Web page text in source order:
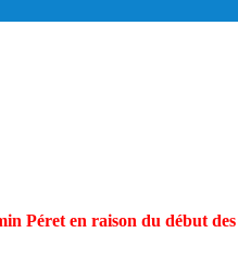
Péret en raison du début